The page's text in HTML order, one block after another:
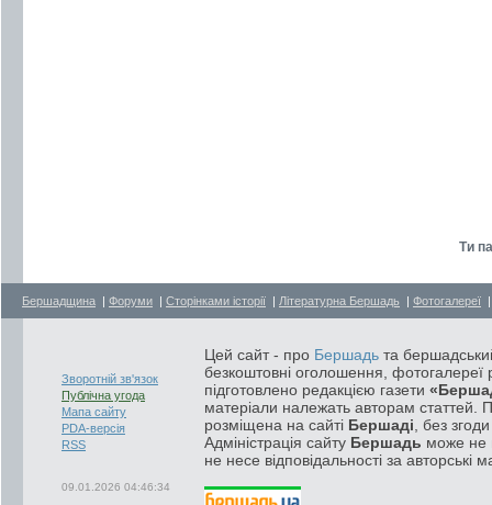
Ти
Бершадщина | Форуми | Сторінками історії | Літературна Бершадь | Фотогалереї
Зворотній зв'язок
Публічна угода
Мапа сайту
PDA-версія
RSS
09.01.2026 04:46:34
Цей сайт - про Бершадь та
безкоштовні оголошення, фотогалереї
підготовлено редакцією газети
матеріали належать авторам статтей.
розміщена на сайті Бершаді , без
Адміністрація сайту Бершадь може не
не несе відповідальності за авторські